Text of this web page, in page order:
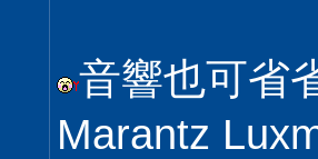
音響也可省
Marantz